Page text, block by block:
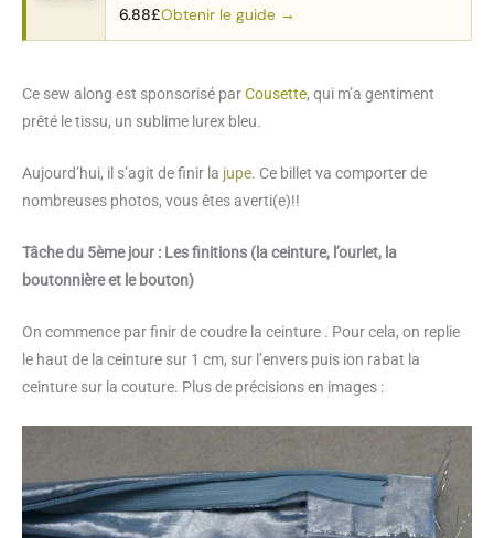
6.88£Obtenir le guide →
Ce sew along est sponsorisé parCousette, qui m’a gentiment
prêté le tissu, un sublime lurex bleu.
Aujourd’hui, il s’agit de finir la jupe. Ce billet va comporter de
nombreuses photos, vous êtes averti(e)!!
Tâche du 5ème jour : Les finitions (la ceinture, l’ourlet, la
boutonnière et le bouton)
On commence par finir de coudre la ceinture . Pour cela, on replie
le haut de la ceinture sur 1 cm, sur l’envers puis ion rabat la
ceinture sur la couture. Plus de précisions en images :